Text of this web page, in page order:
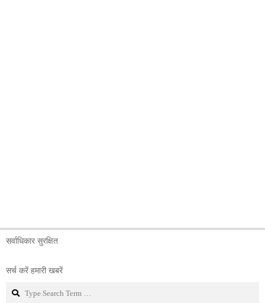
सर्वाधिकार सुरक्षित
सर्च करें हमारी खबरें